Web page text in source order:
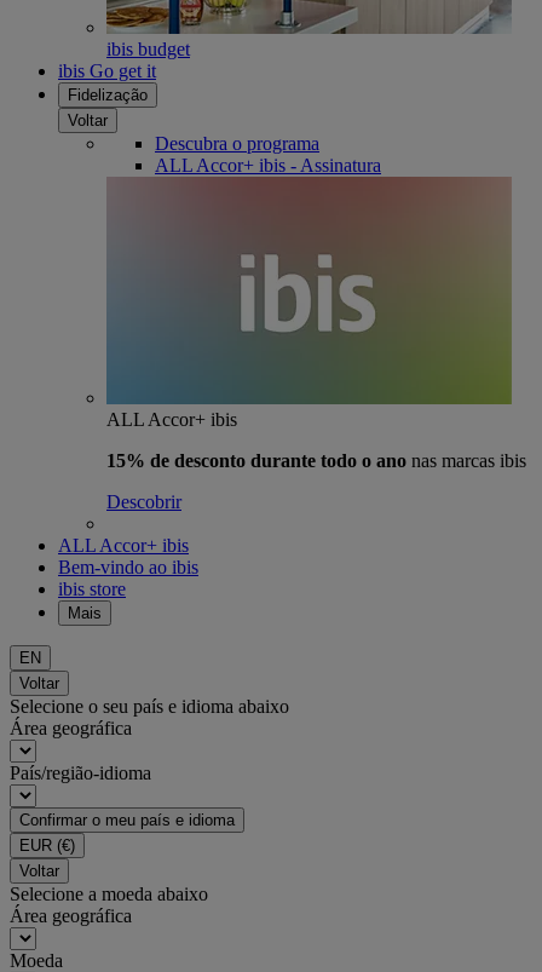
ibis budget
ibis Go get it
Fidelização
Voltar
Descubra o programa
ALL Accor+ ibis - Assinatura
ALL Accor+ ibis
15% de desconto durante todo o ano nas marcas ibis
Descobrir
ALL Accor+ ibis
Bem-vindo ao ibis
ibis store
Mais
EN
Voltar
Selecione o seu país e idioma abaixo
Área geográfica
País/região-idioma
Confirmar o meu país e idioma
EUR (€)
Voltar
Selecione a moeda abaixo
Área geográfica
Moeda